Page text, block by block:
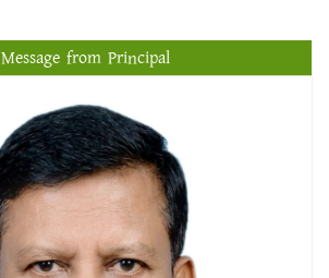
Message from Principal